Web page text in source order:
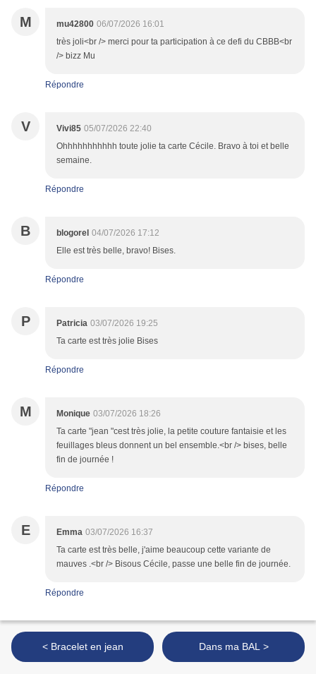
M mu42800 06/07/2026 16:01
très joli<br /> merci pour ta participation à ce defi du CBBB<br
/> bizz Mu
Répondre
V Vivi85 05/07/2026 22:40
Ohhhhhhhhhhh toute jolie ta carte Cécile. Bravo à toi et belle
semaine.
Répondre
B blogorel 04/07/2026 17:12
Elle est très belle, bravo! Bises.
Répondre
P Patricia 03/07/2026 19:25
Ta carte est très jolie Bises
Répondre
M Monique 03/07/2026 18:26
Ta carte "jean "cest très jolie, la petite couture fantaisie et les
feuillages bleus donnent un bel ensemble.<br /> bises, belle
fin de journée !
Répondre
E Emma 03/07/2026 16:37
Ta carte est très belle, j'aime beaucoup cette variante de
mauves .<br /> Bisous Cécile, passe une belle fin de journée.
Répondre
< Bracelet en jean Dans ma BAL >